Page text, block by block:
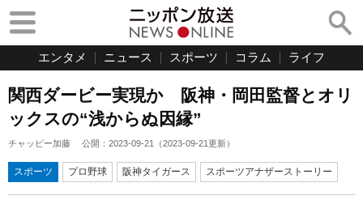
エンタメ ニュース スポーツ コラム ライフ
関西ダービー実現か 阪神・岡田監督とオリ
ックスの“浅からぬ因縁”
チャッピー加藤 公開： 2023-09-21 （2023-09-21更新）
スポーツ プロ野球 阪神タイガース スポーツアナザーストーリー